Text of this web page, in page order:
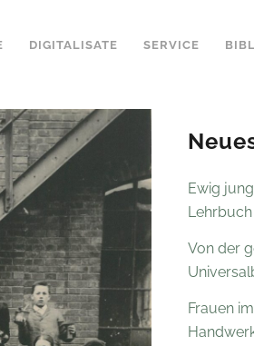
DIGITALISATE SERVICE
Ewig
Lehrbuch
Von der
Frauen